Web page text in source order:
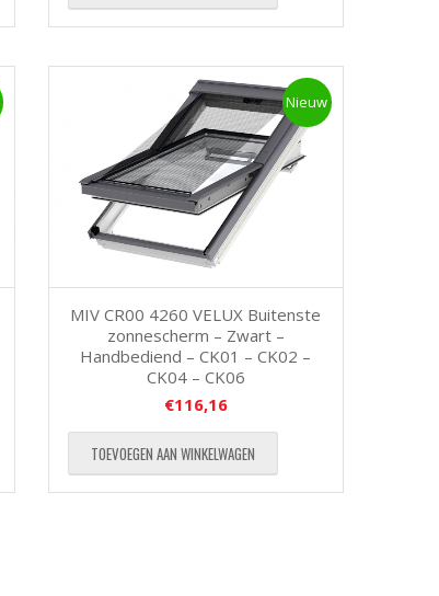
Nieuw
MIV CR00 4260 VELUX Buitenste
zonnescherm – Zwart –
Handbediend – CK01 – CK02 –
CK04 – CK06
€116,16
TOEVOEGEN AAN WINKELWAGEN